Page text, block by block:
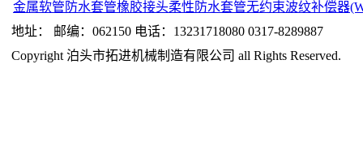
金属软管 防水套管橡胶接头柔性防水套管无约束波纹补偿器
地址： 邮编：062150 电话：13231718080 0317-8289887
Copyright 泊头市拓进机械制造有限公司 all Rights Reserved.